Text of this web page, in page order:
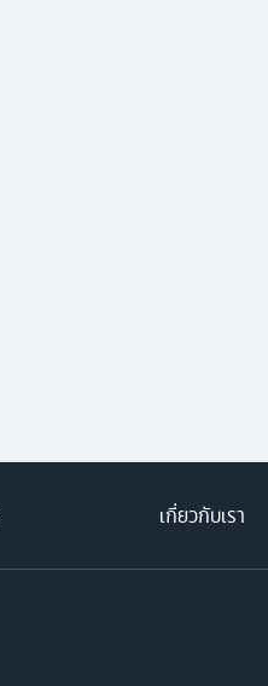
เกี่ยวกับเรา